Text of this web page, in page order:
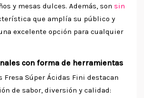
y mesas dulces. Además, son sin
que amplía su público y
excelente opción para cualquier
con forma de herramientas
Fresa Súper Ácidas Fini destacan
de sabor, diversión y calidad: